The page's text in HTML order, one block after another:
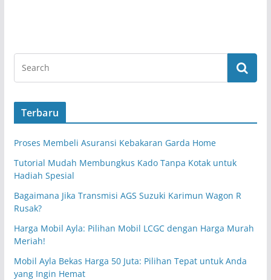
Terbaru
Proses Membeli Asuransi Kebakaran Garda Home
Tutorial Mudah Membungkus Kado Tanpa Kotak untuk
Hadiah Spesial
Bagaimana Jika Transmisi AGS Suzuki Karimun Wagon R
Rusak?
Harga Mobil Ayla: Pilihan Mobil LCGC dengan Harga Murah
Meriah!
Mobil Ayla Bekas Harga 50 Juta: Pilihan Tepat untuk Anda
yang Ingin Hemat